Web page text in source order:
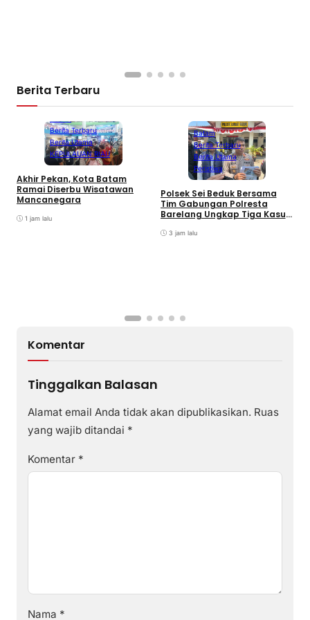
Berita Terbaru
Berita Terbaru
Berita Utama
KEPULAUAN RIAU
Akhir Pekan, Kota Batam
Ramai Diserbu Wisatawan
Mancanegara
1 jam lalu
Batam
Berita Terbaru
Berita Utama
Peristiwa
Polsek Sei Beduk Bersama
Tim Gabungan Polresta
Barelang Ungkap Tiga Kasus
3 jam lalu
Komentar
Tinggalkan Balasan
Alamat email Anda tidak akan dipublikasikan. Ruas
yang wajib ditandai *
Komentar *
Nama *